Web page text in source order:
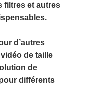
filtres et autres
d’autres
de taille
de
différents